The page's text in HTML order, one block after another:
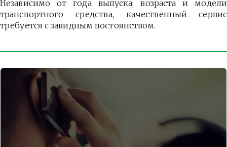
Независимо от года выпуска, возраста и модели
транспортного средства, качественный сервис
требуется с завидным постоянством.